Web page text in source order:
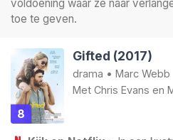
voldoening waar ze naar
toe te geven.
8
Gifted (2017)
drama • Marc Webb
Met Chris Evans en